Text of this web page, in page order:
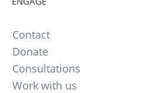
Contact
Donate
Consultations
Work with us